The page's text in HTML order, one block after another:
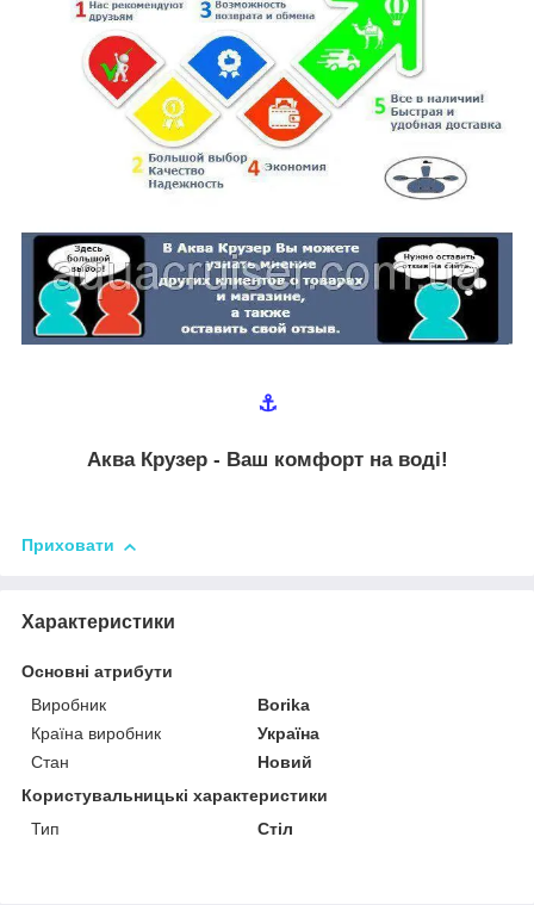
⚓
Аква Крузер - Ваш комфорт на воді!
Приховати
Характеристики
Основні атрибути
Виробник
Borika
Країна виробник
Україна
Стан
Новий
Користувальницькі характеристики
Тип
Стіл